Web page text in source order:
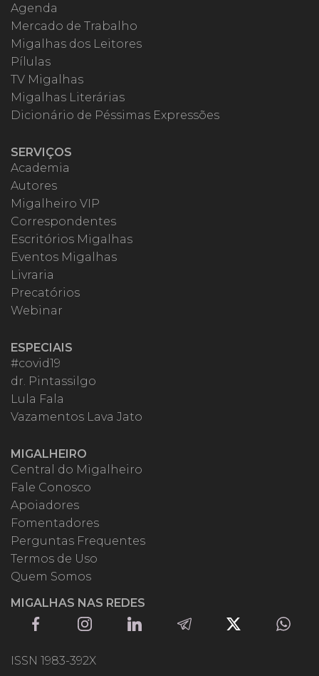
Agenda
Mercado de Trabalho
Migalhas dos Leitores
Pílulas
TV Migalhas
Migalhas Literárias
Dicionário de Péssimas Expressões
SERVIÇOS
Academia
Autores
Migalheiro VIP
Correspondentes
Escritórios Migalhas
Eventos Migalhas
Livraria
Precatórios
Webinar
ESPECIAIS
#covid19
dr. Pintassilgo
Lula Fala
Vazamentos Lava Jato
MIGALHEIRO
Central do Migalheiro
Fale Conosco
Apoiadores
Fomentadores
Perguntas Frequentes
Termos de Uso
Quem Somos
MIGALHAS NAS REDES
ISSN 1983-392X